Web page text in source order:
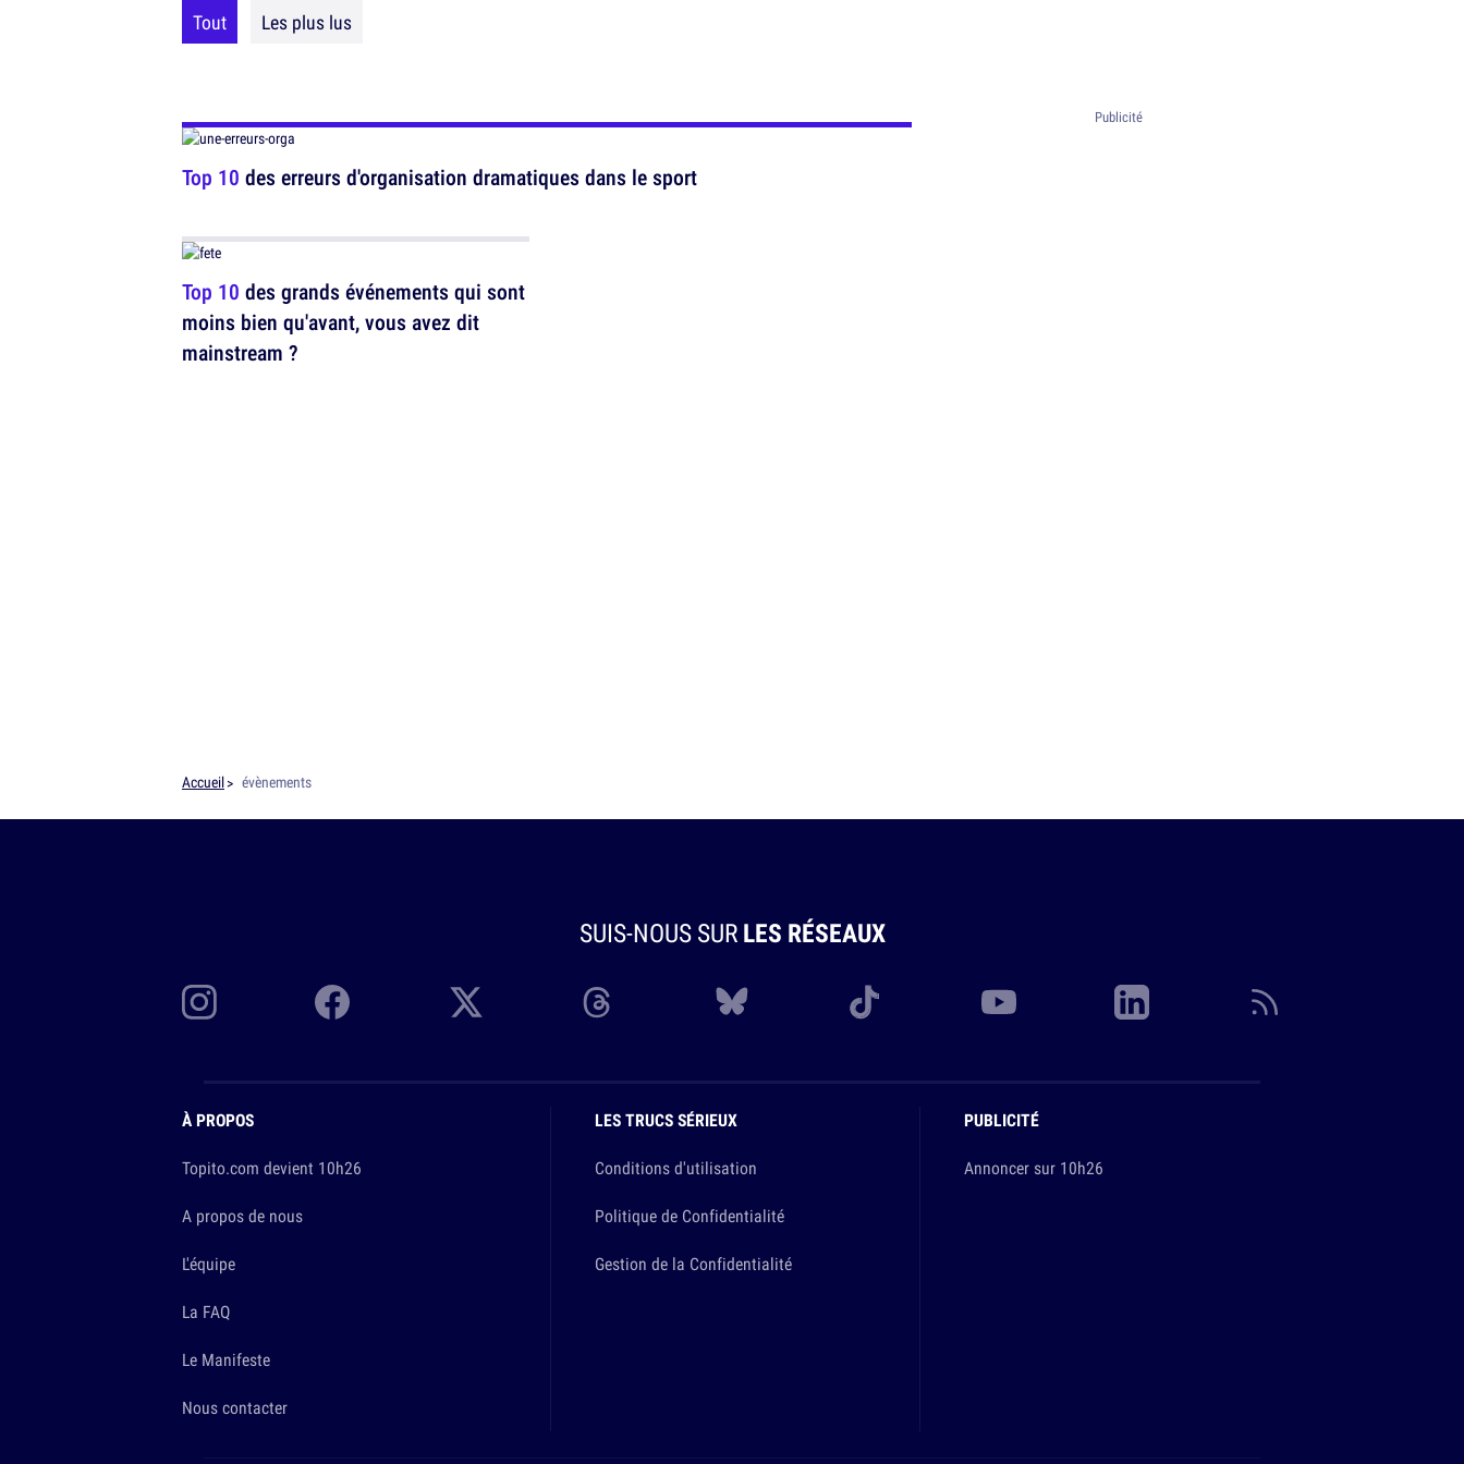
Tout Les plus lus
Top 10 des erreurs d'organisation dramatiques dans le sport
Top 10 des grands événements qui sont
moins bien qu'avant, vous avez dit
mainstream ?
Accueil évènements
SUIS-NOUS SURLES RÉSEAUX
À PROPOS
Topito.com devient 10h26
A propos de nous
L'équipe
La FAQ
Le Manifeste
Nous contacter
LES TRUCS SÉRIEUX
Conditions d'utilisation
Politique de Confidentialité
Gestion de la Confidentialité
PUBLICITÉ
Annoncer sur 10h26